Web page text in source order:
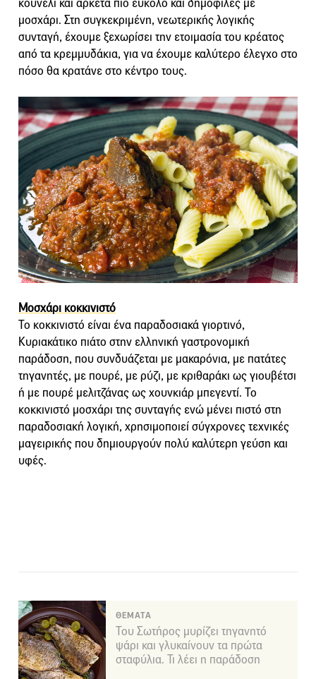
κουνέλι και αρκετά πιο εύκολο και δημοφιλές με
μοσχάρι. Στη συγκεκριμένη, νεωτερικής λογικής
συνταγή, έχουμε ξεχωρίσει την ετοιμασία του κρέατος
από τα κρεμμυδάκια, για να έχουμε καλύτερο έλεγχο στο
πόσο θα κρατάνε στο κέντρο τους.
Μοσχάρι κοκκινιστό
Το κοκκινιστό είναι ένα παραδοσιακά γιορτινό,
Κυριακάτικο πιάτο στην ελληνική γαστρονομική
παράδοση, που συνδυάζεται με μακαρόνια, με πατάτες
τηγανητές, με πουρέ, με ρύζι, με κριθαράκι ως γιουβέτσι
ή με πουρέ μελιτζάνας ως χουνκιάρ μπεγεντί. Το
κοκκινιστό μοσχάρι της συνταγής ενώ μένει πιστό στη
παραδοσιακή λογική, χρησιμοποιεί σύγχρονες τεχνικές
μαγειρικής που δημιουργούν πολύ καλύτερη γεύση και
υφές.
ΘΕΜΑΤΑ
Του Σωτήρος μυρίζει τηγανητό
ψάρι και γλυκαίνουν τα πρώτα
σταφύλια. Τι λέει η παράδοση